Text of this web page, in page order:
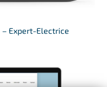
Expert-Electrice